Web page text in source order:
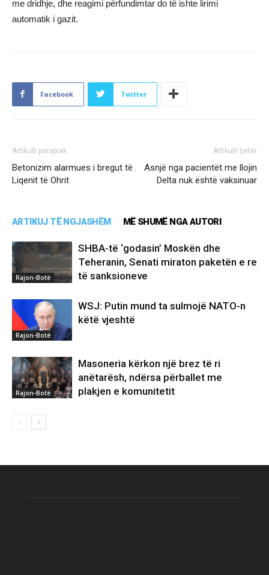
me dridhje, dhe reagimi përfundimtar do të ishte lirimi
automatik i gazit.
Facebook Twitter
Artikulli paraprak
Betonizim alarmues i bregut të
Liqenit të Ohrit
Artikulli tjetër
Asnjë nga pacientët me llojin
Delta nuk është vaksinuar
ARTIKUJ TË NGJASHËM MË SHUMË NGA AUTORI
Rajon-Botë
SHBA-të ‘godasin’ Moskën dhe
Teheranin, Senati miraton paketën e re
të sanksioneve
Rajon-Botë
WSJ: Putin mund ta sulmojë NATO-n
këtë vjeshtë
Rajon-Botë
Masoneria kërkon një brez të ri
anëtarësh, ndërsa përballet me
plakjen e komunitetit